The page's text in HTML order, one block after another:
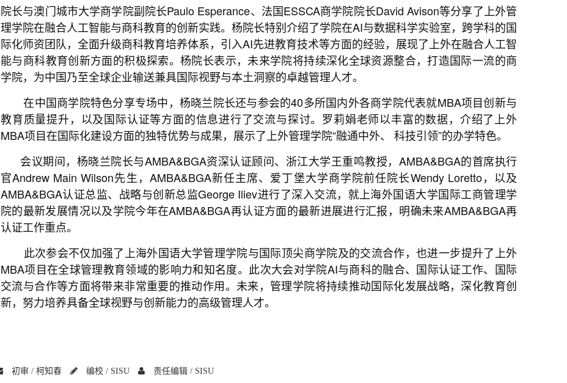
院长与澳门城市大学商学院副院长Paulo Esperance、法国ESSCA商学院院长David Avison等分享了上外管
理学院在融合人工智能与商科教育的创新实践。杨院长特别介绍了学院在AI与数据科学实验室，跨学科的国
际化师资团队，全面升级商科教育培养体系，引入AI先进教育技术等方面的经验，展现了上外在融合人工智
能与商科教育创新方面的积极探索。杨院长表示，未来学院将持续深化全球资源整合，打造国际一流的商
学院，为中国乃至全球企业输送兼具国际视野与本土洞察的卓越管理人才。
在中国商学院特色分享专场中，杨晓兰院长还与参会的40多所国内外各商学院代表就MBA项目创新与
教育质量提升，以及国际认证等方面的信息进行了交流与探讨。罗莉娟老师以丰富的数据，介绍了上外
MBA项目在国际化建设方面的独特优势与成果，展示了上外管理学院“融通中外、 科技引领”的办学特色。
会议期间，杨晓兰院长与AMBA&BGA资深认证顾问、浙江大学王重鸣教授，AMBA&BGA的首席执行
官Andrew Main Wilson先生，AMBA&BGA新任主席、爱丁堡大学商学院前任院长Wendy Loretto，以及
AMBA&BGA认证总监、战略与创新总监George Iliev进行了深入交流，就上海外国语大学国际工商管理学
院的最新发展情况以及学院今年在AMBA&BGA再认证方面的最新进展进行汇报，明确未来AMBA&BGA再
认证工作重点。
此次参会不仅加强了上海外国语大学管理学院与国际顶尖商学院及的交流合作，也进一步提升了上外
MBA项目在全球管理教育领域的影响力和知名度。此次大会对学院AI与商科的融合、国际认证工作、国际
交流与合作等方面将带来非常重要的推动作用。未来，管理学院将持续推动国际化发展战略，深化教育创
新，努力培养具备全球视野与创新能力的高级管理人才。
初审 / 柯知春 编校 / SISU 责任编辑 / SISU